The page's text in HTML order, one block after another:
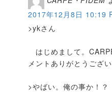
2017年12月8日 10:19
>ykさん
はじめまして。
メントありがとうござい
>やばい。俺の事か！？